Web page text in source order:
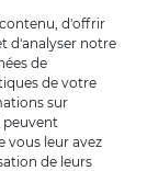
d'offrir
d'analyser notre
de
de votre
sur
peuvent
vous leur avez
de leurs